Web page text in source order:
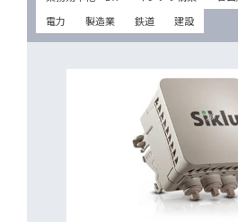
電力
製造業 鉄道 建設